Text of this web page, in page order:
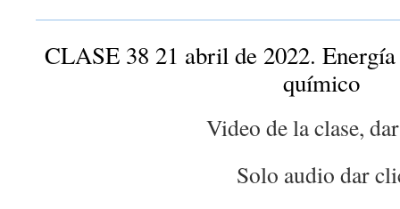
CLASE 38 21 abril de 2022.
químico
Video de la clase,
Solo audio dar